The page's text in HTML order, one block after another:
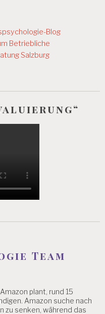
Blog
Betriebliche
Salzburg
Team
plant, rund 15
Amazon suche nach
zu senken, während das